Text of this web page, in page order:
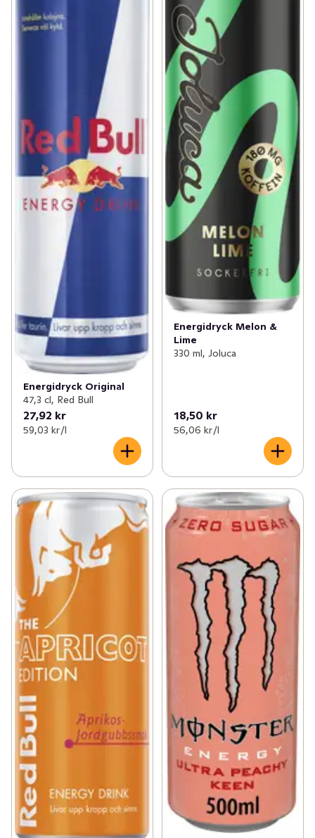
Energidryck Original
47,3 cl, Red Bull
27,92 kr
59,03 kr /l
Energidryck Melon &
Lime
330 ml, Joluca
18,50 kr
56,06 kr /l